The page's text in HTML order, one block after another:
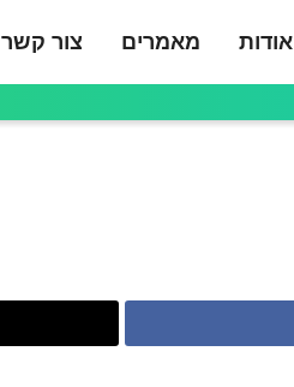
אודות מאמרים צור קשר